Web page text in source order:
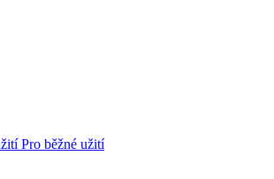
Pro běžné užití